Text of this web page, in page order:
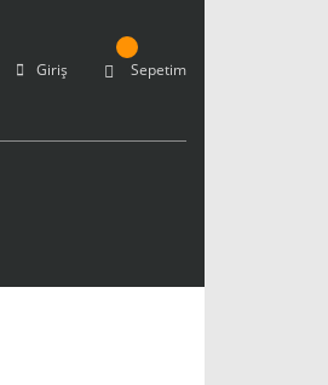
Giriş Sepetim